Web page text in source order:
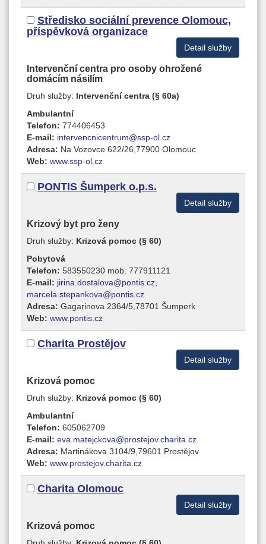
Středisko sociální prevence Olomouc,
příspěvková organizace
Detail služby
Intervenční centra pro osoby ohrožené
domácím násilím
Druh služby: Intervenční centra (§ 60a)
Ambulantní
Telefon: 774406453
E-mail: intervencnicentrum@ssp-ol.cz
Adresa: Na Vozovce 622/26,77900 Olomouc
Web: www.ssp-ol.cz
PONTIS Šumperk o.p.s.
Detail služby
Krizový byt pro ženy
Druh služby: Krizová pomoc (§ 60)
Pobytová
Telefon: 583550230 mob. 777911121
E-mail: jirina.dostalova@pontis.cz,
marcela.stepankova@pontis.cz
Adresa: Gagarinova 2364/5,78701 Šumperk
Web: www.pontis.cz
Charita Prostějov
Detail služby
Krizová pomoc
Druh služby: Krizová pomoc (§ 60)
Ambulantní
Telefon: 605062709
E-mail: eva.matejckova@prostejov.charita.cz
Adresa: Martinákova 3104/9,79601 Prostějov
Web: www.prostejov.charita.cz
Charita Olomouc
Detail služby
Krizová pomoc